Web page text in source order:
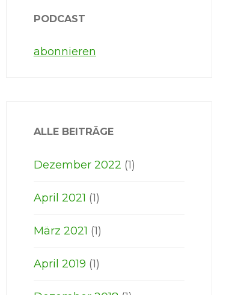
PODCAST
abonnieren
ALLE BEITRÄGE
Dezember 2022 (1)
April 2021 (1)
März 2021 (1)
April 2019 (1)